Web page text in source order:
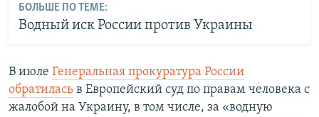
БОЛЬШЕ ПО ТЕМЕ:
Водный иск России против Украины
В июле Генеральная прокуратура России
обратилась в Европейский суд по правам человека с
жалобой на Украину, в том числе, за «водную